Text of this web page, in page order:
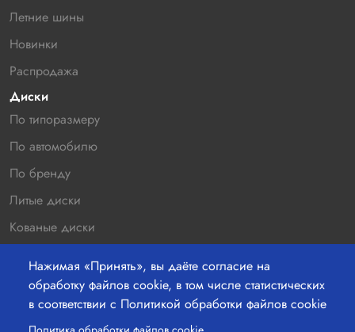
Нажимая «Принять», вы даёте согласие на
обработку файлов cookie, в том числе статистических
в соответствии с Политикой обработки файлов cookie
Летние шины
Новинки
Распродажа
Диски
По типоразмеру
По автомобилю
По бренду
Литые диски
Кованые диски
Распродажа
Контакты